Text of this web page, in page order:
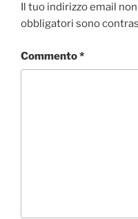
Il tuo indirizzo email
obbligatori sono
Commento*